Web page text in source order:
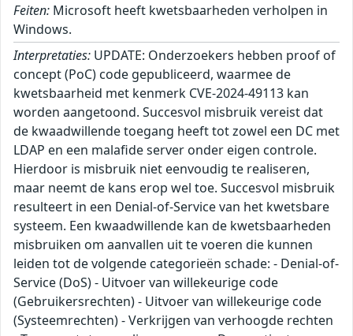
Feiten: Microsoft heeft kwetsbaarheden verholpen in
Windows.
Interpretaties: UPDATE: Onderzoekers hebben proof of concept (PoC) code gepubliceerd, waarmee de kwetsbaarheid met kenmerk CVE-2024-49113 kan worden aangetoond. Succesvol misbruik vereist dat de kwaadwillende toegang heeft tot zowel een DC met LDAP en een malafide server onder eigen controle. Hierdoor is misbruik niet eenvoudig te realiseren, maar neemt de kans erop wel toe. Succesvol misbruik resulteert in een Denial-of-Service van het kwetsbare systeem. Een kwaadwillende kan de kwetsbaarheden misbruiken om aanvallen uit te voeren die kunnen leiden tot de volgende categorieën schade: - Denial-of-Service (DoS) - Uitvoer van willekeurige code (Gebruikersrechten) - Uitvoer van willekeurige code (Systeemrechten) - Verkrijgen van verhoogde rechten - Toegang tot gevoelige gegevens De ernstigste kwetsbaarheid heeft kenmerk CVE-2024-49112 toegewezen gekregen en bevindt zich in de LDAP-component van de Domain Controller. Een kwaadwillende kan de kwetsbaarheid misbruiken om zonder voorafgaande authenticatie uitvoer van willekeurige code mogelijk te maken middels een malafide LDAP-call. Succesvol misbruik vereist wel dat de kwaadwillende LAN-toegang tot de Domain Controller heeft. ``` Windows Kernel-Mode Drivers: |----------------|------|-------------------------------------| | CVE-ID | CVSS | Impact | |----------------|------|-------------------------------------| | CVE-2024-49074 | 7.80 | Verkrijgen van verhoogde rechten | |----------------|------|-------------------------------------| Remote Desktop Client: |----------------|------|-------------------------------------| | CVE-ID | CVSS | Impact | |----------------|------|-------------------------------------| | CVE-2024-49105 | 8.40 | Uitvoeren van willekeurige code | |----------------|------|-------------------------------------| Windows Mobile Broadband: |----------------|------|-------------------------------------| | CVE-ID | CVSS | Impact | |----------------|------|-------------------------------------| | CVE-2024-49073 | 6.80 | Verkrijgen van verhoogde rechten | | CVE-2024-49087 | 4.60 | Toegang tot gevoelige gegevens | | CVE-2024-49092 | 6.80 | Verkrijgen van verhoogde rechten | | CVE-2024-49077 | 6.80 | Verkrijgen van verhoogde rechten | | CVE-2024-49078 | 6.80 | Verkrijgen van verhoogde rechten | | CVE-2024-49083 | 6.80 | Verkrijgen van verhoogde rechten | | CVE-2024-49110 | 6.80 | Verkrijgen van verhoogde rechten | |----------------|------|-------------------------------------| Windows PrintWorkflowUserSvc: |----------------|------|-------------------------------------| | CVE-ID | CVSS | Impact | |----------------|------|-------------------------------------| | CVE-2024-49097 | 7.00 | Verkrijgen van verhoogde rechten | | CVE-2024-49095 | 7.00 | Verkrijgen van verhoogde rechten | |----------------|------|-------------------------------------| Windows Kernel: |----------------|------|-------------------------------------| | CVE-ID | CVSS | Impact | |----------------|------|-------------------------------------| | CVE-2024-49084 | 7.00 | Verkrijgen van verhoogde rechten | |----------------|------|-------------------------------------| Windows Remote Desktop: |----------------|------|-------------------------------------| | CVE-ID | CVSS | Impact | |----------------|------|-------------------------------------| | CVE-2024-49132 | 8.10 | Uitvoeren van willekeurige code | |----------------|------|-------------------------------------| Windows Routing and Remote Access Service (RRAS): |----------------|------|-------------------------------------| | CVE-ID | CVSS | Impact | |----------------|------|-------------------------------------| | CVE-2024-49085 | 8.80 | Uitvoeren van willekeurige code | | CVE-2024-49086 | 8.80 | Uitvoeren van willekeurige code | | CVE-2024-49089 | 7.20 | Uitvoeren van willekeurige code | | CVE-2024-49102 | 8.80 | Uitvoeren van willekeurige code | | CVE-2024-49104 | 8.80 | Uitvoeren van willekeurige code | | CVE-2024-49125 | 8.80 | Uitvoeren van willekeurige code | |----------------|------|-------------------------------------| Role: DNS Server: |----------------|------|-------------------------------------| | CVE-ID | CVSS | Impact | |----------------|------|-------------------------------------| | CVE-2024-49091 | 7.20 | Uitvoeren van willekeurige code | |----------------|------|-------------------------------------| Role: Windows Hyper-V: |----------------|------|-------------------------------------| | CVE-ID | CVSS | Impact | |----------------|------|-------------------------------------| | CVE-2024-49117 | 8.80 | Uitvoeren van willekeurige code | |----------------|------|-------------------------------------| Windows LDAP - Lightweight Directory Access Protocol: |----------------|------|-------------------------------------| | CVE-ID | CVSS | Impact | |----------------|------|-------------------------------------| | CVE-2024-49121 | 7.50 | Denial-of-Service | | CVE-2024-49124 | 8.10 | Uitvoeren van willekeurige code | | CVE-2024-49112 | 9.80 | Uitvoeren van willekeurige code | | CVE-2024-49113 | 7.50 | Denial-of-Service | | CVE-2024-49127 | 8.10 | Uitvoeren van willekeurige code | |----------------|------|-------------------------------------| Microsoft Office Publisher: |----------------|------|-------------------------------------| | CVE-ID | CVSS | Impact | |----------------|------|-------------------------------------| | CVE-2024-49079 | 7.80 | Uitvoeren van willekeurige code | |----------------|------|-------------------------------------| Windows IP Routing Management Snapin: |----------------|------|-------------------------------------| | CVE-ID | CVSS | Impact | |----------------|------|-------------------------------------| | CVE-2024-49080 | 8.80 | Uitvoeren van willekeurige code | |----------------|------|-------------------------------------| Windows Resilient File System (ReFS): |----------------|------|-------------------------------------| | CVE-ID | CVSS | Impact | |----------------|------|-------------------------------------| | CVE-2024-49093 | 8.80 | Verkrijgen van verhoogde rechten | |----------------|------|-------------------------------------| Windows Task Scheduler: |----------------|------|-------------------------------------| | CVE-ID | CVSS | Impact | |----------------|------|-------------------------------------| | CVE-2024-49072 | 7.80 | Verkrijgen van verhoogde rechten | |----------------|------|-------------------------------------| Windows Remote Desktop Services: |----------------|------|-------------------------------------| | CVE-ID | CVSS | Impact | |----------------|------|-------------------------------------| | CVE-2024-49106 | 8.10 | Uitvoeren van willekeurige code | | CVE-2024-49108 | 8.10 | Uitvoeren van willekeurige code | | CVE-2024-49115 | 8.10 | Uitvoeren van willekeurige code | | CVE-2024-49119 | 8.10 | Uitvoeren van willekeurige code | | CVE-2024-49120 | 8.10 | Uitvoeren van willekeurige code | | CVE-2024-49123 | 8.10 | Uitvoeren van willekeurige code | | CVE-2024-49129 | 7.50 | Denial-of-Service | | CVE-2024-49075 | 7.50 | Denial-of-Service | | CVE-2024-49116 | 8.10 | Uitvoeren van willekeurige code | | CVE-2024-49128 | 8.10 | Uitvoeren van willekeurige code | |----------------|------|-------------------------------------| Windows Wireless Wide Area Network Service: |----------------|------|-------------------------------------| | CVE-ID | CVSS | Impact | |----------------|------|-------------------------------------| | CVE-2024-49094 | 6.60 | Verkrijgen van verhoogde rechten | | CVE-2024-49098 | 4.30 | Toegang tot gevoelige gegevens | | CVE-2024-49099 | 4.30 | Toegang tot gevoelige gegevens | | CVE-2024-49101 | 6.60 | Verkrijgen van verhoogde rechten | | CVE-2024-49103 | 4.30 | Toegang tot gevoelige gegevens | | CVE-2024-49111 | 6.60 | Verkrijgen van verhoogde rechten | | CVE-2024-49081 | 6.60 | Verkrijgen van verhoogde rechten | | CVE-2024-49109 | 6.60 | Verkrijgen van verhoogde rechten | |----------------|------|-------------------------------------| WmsRepair Service: |----------------|------|-------------------------------------| | CVE-ID | CVSS | Impact | |----------------|------|-------------------------------------| | CVE-2024-49107 | 7.30 | Verkrijgen van verhoogde rechten | |----------------|------|-------------------------------------| Windows Local Security Authority Subsystem Service (LSASS): |----------------|------|-------------------------------------| | CVE-ID | CVSS | Impact | |----------------|------|-------------------------------------| | CVE-2024-49126 | 8.10 | Uitvoeren van willekeurige code | |----------------|------|-------------------------------------| Windows Message Queuing: |----------------|------|-------------------------------------| | CVE-ID | CVSS | Impact | |----------------|------|-------------------------------------| | CVE-2024-49096 | 7.50 | Denial-of-Service | | CVE-2024-49122 | 8.10 | Uitvoeren van willekeurige code